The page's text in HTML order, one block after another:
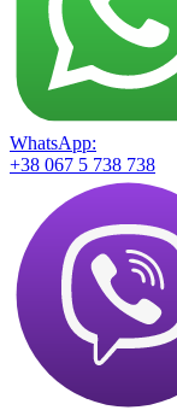
WhatsApp:
+38 067 5 738 738